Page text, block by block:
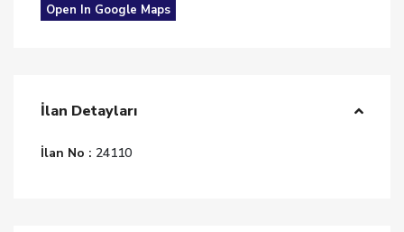
Open In Google Maps
İlan Detayları
İlan No : 24110